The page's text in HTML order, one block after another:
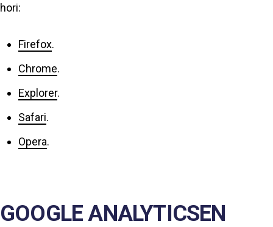
hori:
Firefox.
Chrome.
Explorer.
Safari.
Opera.
GOOGLE ANALYTICSEN